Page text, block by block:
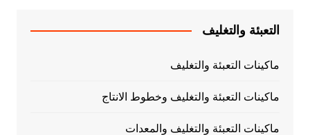
التعبئة والتغليف
ماكينات التعبئة والتغليف
ماكينات التعبئة والتغليف وخطوط الانتاج
ماكينات التعبئة والتغليف والمعدات